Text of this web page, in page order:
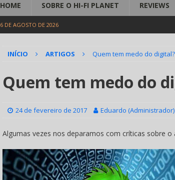
HOME SOBRE O HI-FI PLANET REVIEWS
6 DE AGOSTO DE 2026
INÍCIO ARTIGOS Quem tem medo do digital?
Quem tem medo do
24 de fevereiro de 2017 Eduardo (Administrador)
Algumas vezes nos deparamos com críticas sobre